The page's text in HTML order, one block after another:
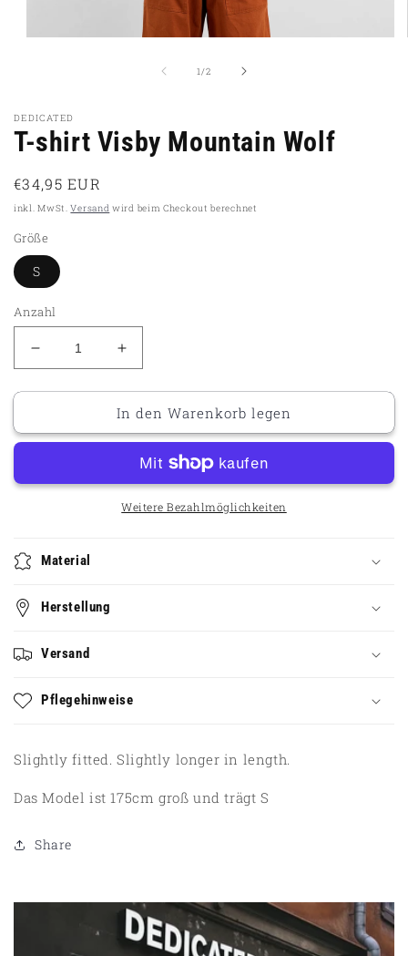
1/von
2
DEDICATED
T-shirt Visby Mountain Wolf
Normaler
Preis
€34,95 EUR
inkl. MwSt.Versand wird beim Checkout berechnet
Größe
S
Anzahl
Verringere
die
Menge
T-
Mountain
Erhöhe
die
Menge
für
T-
Visby
Mountain
Wolf
In den Warenkorb legen
Weitere Bezahlmöglichkeiten
Material
Herstellung
Versand
Pflegehinweise
Slightly fitted. Slightly longer in length.
Das Model ist 175cm groß und trägt S
Share